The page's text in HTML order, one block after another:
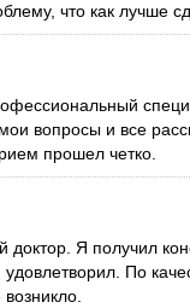
что как лучше
вопросы и все
прошел четко.
Я получил
По